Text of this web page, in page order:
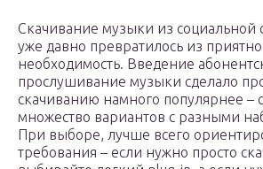
Скачивание музыки из социальной
уже давно превратилось из
необходимость. Введение
прослушивание музыки сделало
скачиванию намного популярнее –
множество вариантов с разными
При выборе, лучше всего
требования – если нужно просто